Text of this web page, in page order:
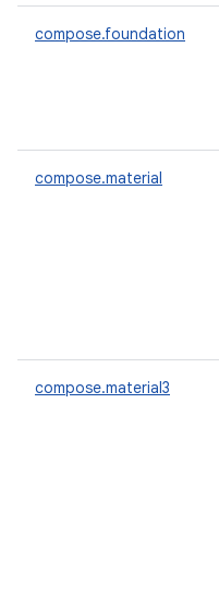
compose.foundation
compose.material
compose.material3